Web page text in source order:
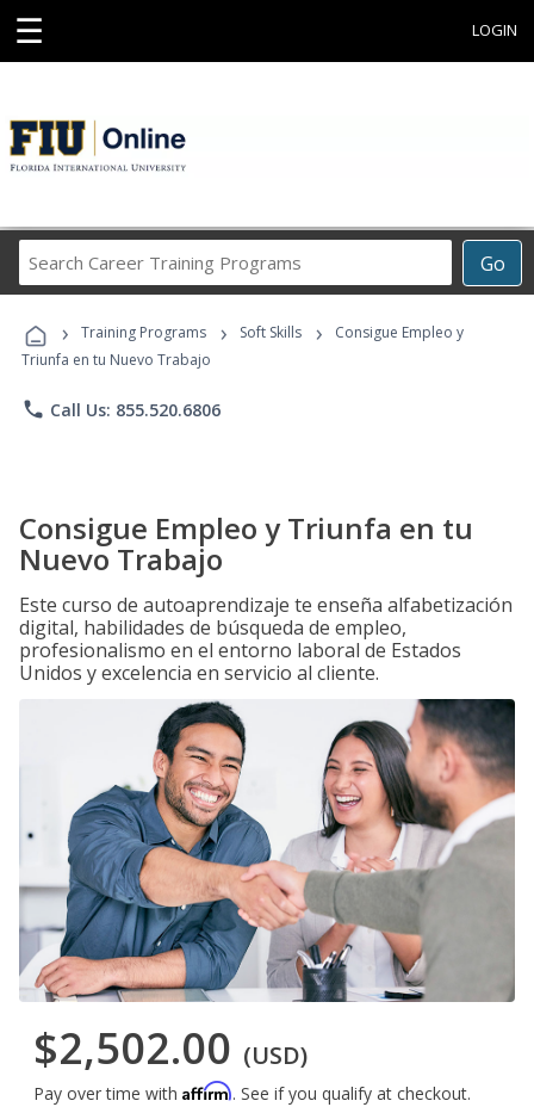
☰ LOGIN
Go
Career
Programs
› Training Programs › Soft Skills ›
Consigue Empleo y
Triunfa en tu Nuevo Trabajo
phone Call Us: 855.520.6806
Consigue Empleo y Triunfa en tu
Nuevo Trabajo
Este curso de autoaprendizaje te enseña alfabetización
digital, habilidades de búsqueda de empleo,
profesionalismo en el entorno laboral de Estados
Unidos y excelencia en servicio al cliente.
$2,502.00 (USD)
Pay over time with Affirm. See if you qualify at checkout.